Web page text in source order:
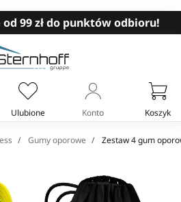
99 zł do punktów odbioru!
Ulubione Konto Koszyk
Gumy oporowe Zestaw 4 gum